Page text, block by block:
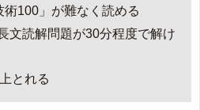
術100」が難なく読める
文読解問題が30分程度で解け
とれる